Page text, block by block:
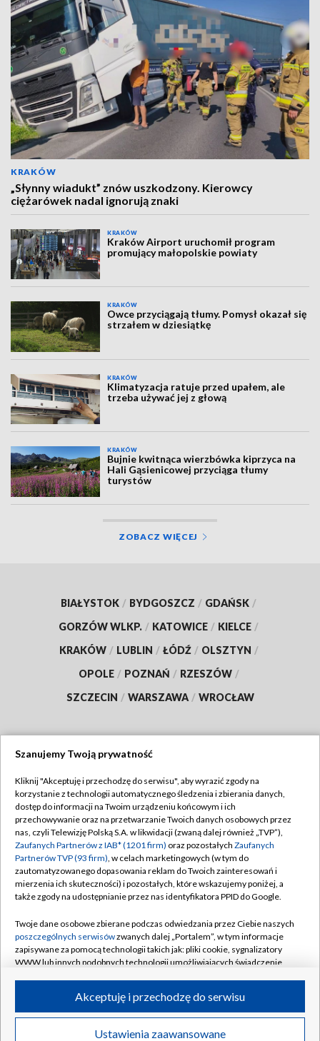
KRAKÓW
„Słynny wiadukt” znów uszkodzony. Kierowcy
ciężarówek nadal ignorują znaki
KRAKÓW
Kraków Airport uruchomił program
promujący małopolskie powiaty
KRAKÓW
Owce przyciągają tłumy. Pomysł okazał się
strzałem w dziesiątkę
KRAKÓW
Klimatyzacja ratuje przed upałem, ale
trzeba używać jej z głową
KRAKÓW
Bujnie kwitnąca wierzbówka kiprzyca na
Hali Gąsienicowej przyciąga tłumy
turystów
ZOBACZ WIĘCEJ
BIAŁYSTOK / BYDGOSZCZ / GDAŃSK /
GORZÓW WLKP. / KATOWICE / KIELCE /
KRAKÓW / LUBLIN / ŁÓDŹ / OLSZTYN /
OPOLE / POZNAŃ / RZESZÓW /
SZCZECIN / WARSZAWA / WROCŁAW
TVP
Abonament TVP
Emisja w TVP
Centrum informacji TVP
Naziemna Telewizja Cyfrowa
Rada Programowa
System NOS
Informacje o nadawcy
Program dla prasy
Regulamin TVP
Polityka prywatności
Moje zgody
Pomoc
Kontakt
Kanały
©2026 Telewizja Polska S.A. w likwidacji
Szanujemy Twoją prywatność
Kliknij "Akceptuję i przechodzę do serwisu", aby wyrazić zgody na
korzystanie z technologii automatycznego śledzenia i zbierania danych,
dostęp do informacji na Twoim urządzeniu końcowym i ich
przechowywanie oraz na przetwarzanie Twoich danych osobowych przez
nas, czyli Telewizję Polską S.A. w likwidacji (zwaną dalej również „TVP”),
Zaufanych Partnerów z IAB* (1201 firm) oraz pozostałych Zaufanych
Partnerów TVP (93 firm), w celach marketingowych (w tym do
zautomatyzowanego dopasowania reklam do Twoich zainteresowań i
mierzenia ich skuteczności) i pozostałych, które wskazujemy poniżej, a
także zgody na udostępnianie przez nas identyfikatora PPID do Google.
Twoje dane osobowe zbierane podczas odwiedzania przez Ciebie naszych
poszczególnych serwisówzwanych dalej „Portalem”, w tym informacje
zapisywane za pomocą technologii takich jak: pliki cookie, sygnalizatory
WWW lub innych podobnych technologii umożliwiających świadczenie
ruchu w Internecie.
Twoje dane osobowe zbierane podczas odwiedzania przez Ciebie
Ustawienia zaawansowane
Akceptuję i przechodzę do serwisu